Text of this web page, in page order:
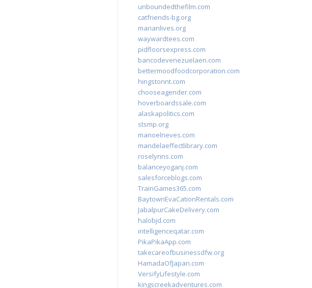
unboundedthefilm.com
catfriends-bg.org
marianlives.org
waywardtees.com
pidfloorsexpress.com
bancodevenezuelaen.com
bettermoodfoodcorporation.com
hingstonnt.com
chooseagender.com
hoverboardssale.com
alaskapolitics.com
stsmp.org
manoelneves.com
mandelaeffectlibrary.com
roselynns.com
balanceyoganj.com
salesforceblogs.com
TrainGames365.com
BaytownEvaCationRentals.com
JabalpurCakeDelivery.com
halobjd.com
intelligenceqatar.com
PikaPikaApp.com
takecareofbusinessdfw.org
HamadaOfJapan.com
VersifyLifestyle.com
kingscreekadventures.com